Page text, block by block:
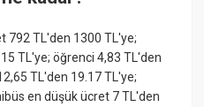
792 TL'den 1300 TL'ye;
TL'ye; öğrenci 4,83 TL'den
TL'den 19.17 TL'ye;
en düşük ücret 7 TL'den